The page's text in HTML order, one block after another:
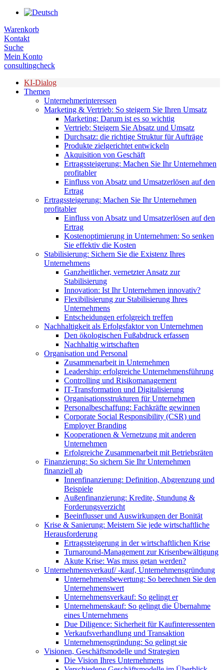
Zum
springen
Warenkorb
Kontakt
Suche
Mein Konto
consultingcheck
KI-Dialog
Themen
Unternehmerinteressen
Marketing & Vertrieb: So steigern Sie Ihren Umsatz
Marketing: Darum ist es so wichtig
Vertrieb: Steigern Sie Absatz und Umsatz
Durchsatz: die richtige Struktur für Aufträge
Produkte zielgerichtet entwickeln
Akquisition von Geschäft
Ertragssteigerung: Machen Sie Ihr Unternehmen
profitabler
Einfluss von Absatz und Umsatzerlösen auf den
Ertrag
Ertragssteigerung: Machen Sie Ihr Unternehmen
profitabler
Einfluss von Absatz und Umsatzerlösen auf den
Ertrag
Kostenoptimierung in Unternehmen: So senken
Sie effektiv die Kosten
Stabilisierung: Sichern Sie die Existenz Ihres
Unternehmens
Ganzheitlicher, vernetzter Ansatz zur
Stabilisierung
Innovation: Ist Ihr Unternehmen innovativ?
Flexibilisierung zur Stabilisierung Ihres
Unternehmens
Entscheidungen erfolgreich treffen
Nachhaltigkeit als Erfolgsfaktor von Unternehmen
Den ökologischen Fußabdruck erfassen
Nachhaltig wirtschaften
Organisation und Personal
Zusammenarbeit in Unternehmen
Leadership: erfolgreiche Unternehmensführung
Controlling und Risikomanagement
IT-Transformation und Digitalisierung
Organisationsstrukturen für Unternehmen
Personalbeschaffung: Fachkräfte gewinnen
Corporate Social Responsibility (CSR) und
Employer Branding
Kooperationen & Vernetzung mit anderen
Unternehmen
Erfolgreiche Zusammenarbeit mit Betriebsräten
Finanzierung: So sichern Sie Ihr Unternehmen
finanziell ab
Innenfinanzierung: Definition, Abgrenzung und
Beispiele
Außenfinanzierung: Kredite, Stundung &
Forderungsverzicht
Beeinflusser und Auswirkungen der Bonität
Krise & Sanierung: Meistern Sie jede wirtschaftliche
Herausforderung
Ertragssteigerung in der wirtschaftlichen Krise
Turnaround-Management zur Krisenbewältigung
Akute Krise: Was muss getan werden?
Unternehmensverkauf/ -kauf, Unternehmensgründung
Unternehmensbewertung: So berechnen Sie den
Unternehmenswert
Unternehmensverkauf: So gelingt er
Unternehmenskauf: So gelingt die Übernahme
eines Unternehmens
Due Diligence: Sicherheit für Kaufinteressenten
Verkaufsverhandlung und Transaktion
Unternehmensgründung: So gelingt sie
Visionen, Geschäftsmodelle und Strategien
Die Vision Ihres Unternehmens